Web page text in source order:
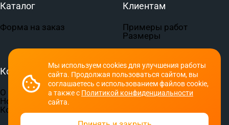
Мы используем cookies для улучшения работы
сайта. Продолжая пользоваться сайтом, вы
соглашаетесь с использованием файлов cookie,
а также с Политикой конфиденциальности
сайта.
Каталог
Форма на заказ
Клиентам
Примеры работ
Размеры
Компания
О компании
Новости
Контакты
Документы
Пользовательское
конфиденциальности